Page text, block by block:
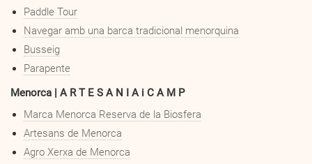
Paddle Tour
Navegar amb una barca tradicional menorquina
Busseig
Parapente
Menorca | A R T E S A N I A i C A M P
Marca Menorca Reserva de la Biosfera
Artesans de Menorca
Agro Xerxa de Menorca